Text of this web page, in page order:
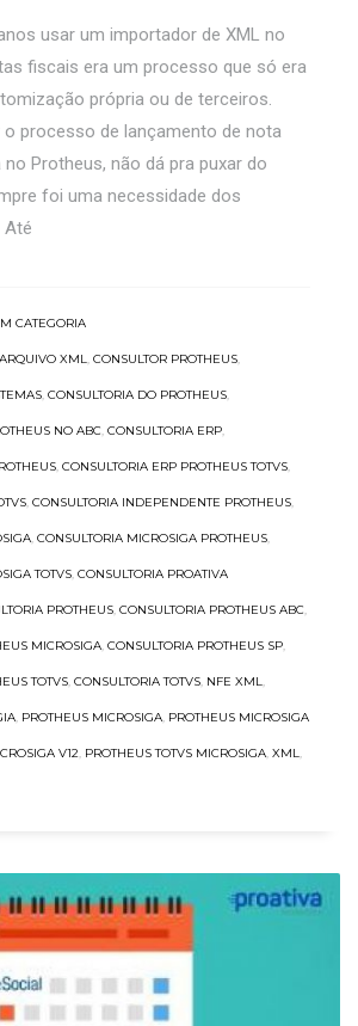
usar um importador de XML no
fiscais era um processo que só era
própria ou de terceiros.
o processo de lançamento de nota
Protheus, não dá pra puxar do
foi uma necessidade dos
Até
CATEGORIA
ARQUIVO XML, CONSULTOR PROTHEUS,
, CONSULTORIA DO PROTHEUS,
NO ABC, CONSULTORIA ERP,
, CONSULTORIA ERP PROTHEUS TOTVS,
, CONSULTORIA INDEPENDENTE PROTHEUS,
, CONSULTORIA MICROSIGA PROTHEUS,
TOTVS, CONSULTORIA PROATIVA
PROTHEUS, CONSULTORIA PROTHEUS ABC,
MICROSIGA, CONSULTORIA PROTHEUS SP,
TOTVS, CONSULTORIA TOTVS, NFE XML,
, PROTHEUS MICROSIGA, PROTHEUS MICROSIGA
V12, PROTHEUS TOTVS MICROSIGA, XML,